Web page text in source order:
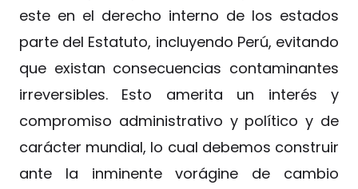
este en el derecho interno de los estados
parte del Estatuto, incluyendo Perú, evitando
que existan consecuencias contaminantes
irreversibles. Esto amerita un interés y
compromiso administrativo y político y de
carácter mundial, lo cual debemos construir
ante la inminente vorágine de cambio